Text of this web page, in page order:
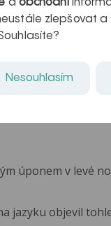
kteří
úponem v levé
jazyku objevil
a obchodní
zlepšovat a
Nesouhlasím